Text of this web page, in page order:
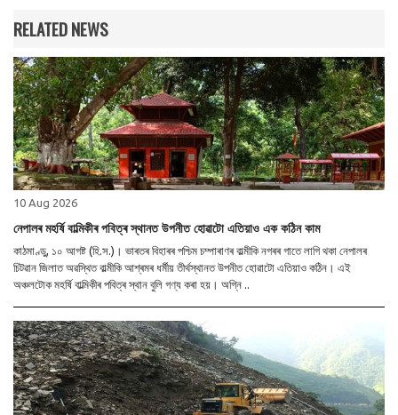
RELATED NEWS
10 Aug 2026
নেপালৰ মহৰ্ষি বাল্মিকীৰ পবিত্ৰ স্থানত উপনীত হোৱাটো এতিয়াও এক কঠিন কাম
কাঠমাণ্ডু, ১০ আগষ্ট (হি.স.)। ভাৰতৰ বিহাৰৰ পশ্চিম চম্পাৰাণৰ বাল্মীকি নগৰৰ গাতে লাগি থকা নেপালৰ
চিটৱান জিলাত অৱস্থিত বাল্মীকি আশ্ৰমৰ ধৰ্মীয় তীৰ্থস্থানত উপনীত হোৱাটো এতিয়াও কঠিন। এই
অঞ্চলটোক মহৰ্ষি বাল্মিকীৰ পবিত্ৰ স্থান বুলি গণ্য কৰা হয়। অগ্নি ..